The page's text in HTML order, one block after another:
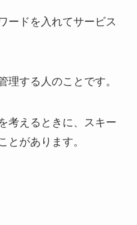
ードを入れてサービス
理する人のことです。
考えるときに、スキー
とがあります。